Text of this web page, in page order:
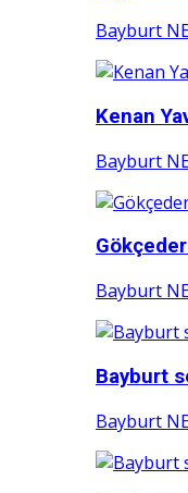
Bayburt
Kenan
Bayburt
Bayburt
Bayburt
Bayburt